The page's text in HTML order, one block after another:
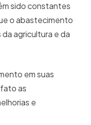
sido constantes
o abastecimento
agricultura e da
em suas
as
e